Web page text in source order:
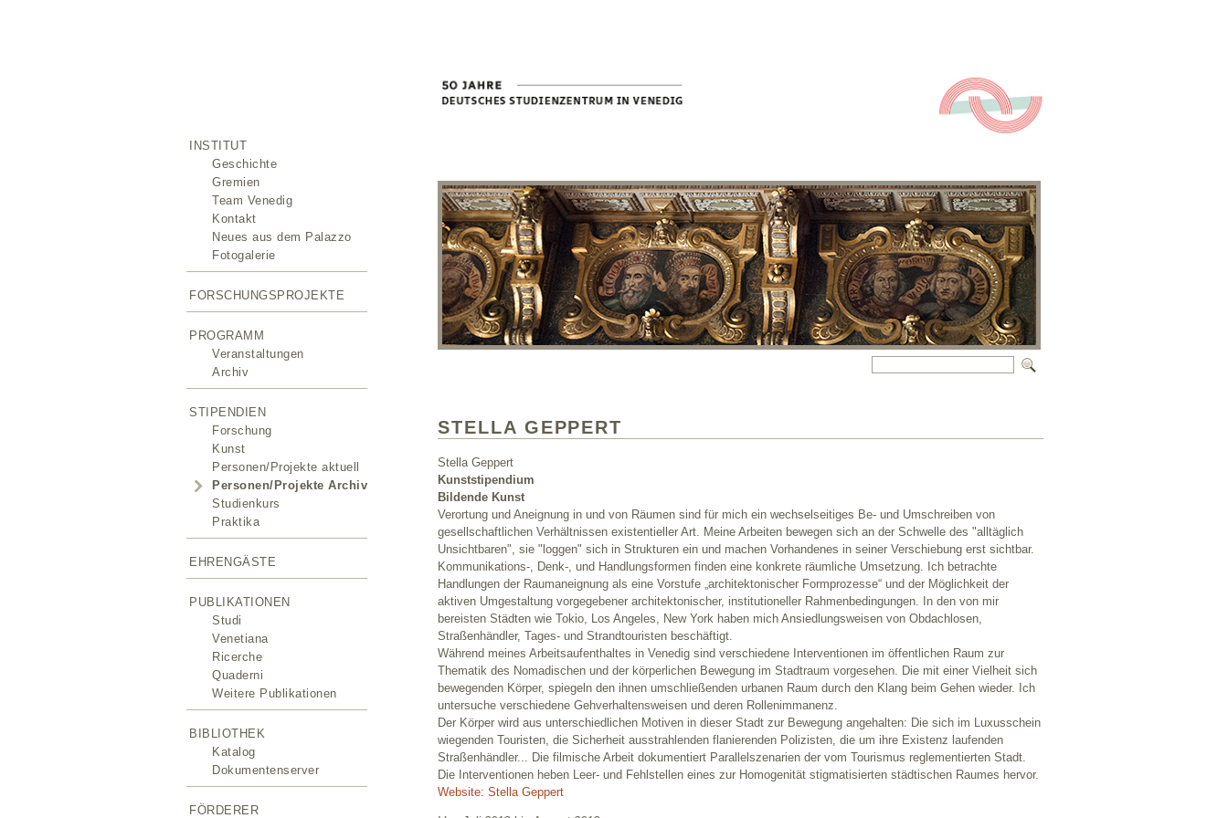
INSTITUT
Geschichte
Gremien
Team Venedig
Kontakt
Neues aus dem Palazzo
Fotogalerie
FORSCHUNGSPROJEKTE
PROGRAMM
Veranstaltungen
Archiv
STIPENDIEN
Forschung
Kunst
Personen/Projekte aktuell
Personen/Projekte Archiv
Studienkurs
Praktika
EHRENGÄSTE
PUBLIKATIONEN
Studi
Venetiana
Ricerche
Quaderni
Weitere Publikationen
BIBLIOTHEK
Katalog
Dokumentenserver
FÖRDERER
STELLA GEPPERT
Stella Geppert
Kunststipendium
Bildende Kunst
Verortung und Aneignung in und von Räumen sind für mich ein wechselseitiges Be- und Umschreiben von
gesellschaftlichen Verhältnissen existentieller Art. Meine Arbeiten bewegen sich an der Schwelle des "alltäglich
Unsichtbaren", sie "loggen" sich in Strukturen ein und machen Vorhandenes in seiner Verschiebung erst sichtbar.
Kommunikations-, Denk-, und Handlungsformen finden eine konkrete räumliche Umsetzung. Ich betrachte
Handlungen der Raumaneignung als eine Vorstufe „architektonischer Formprozesse“ und der Möglichkeit der
aktiven Umgestaltung vorgegebener architektonischer, institutioneller Rahmenbedingungen. In den von mir
bereisten Städten wie Tokio, Los Angeles, New York haben mich Ansiedlungsweisen von Obdachlosen,
Straßenhändler, Tages- und Strandtouristen beschäftigt.
Während meines Arbeitsaufenthaltes in Venedig sind verschiedene Interventionen im öffentlichen Raum zur
Thematik des Nomadischen und der körperlichen Bewegung im Stadtraum vorgesehen. Die mit einer Vielheit sich
bewegenden Körper, spiegeln den ihnen umschließenden urbanen Raum durch den Klang beim Gehen wieder. Ich
untersuche verschiedene Gehverhaltensweisen und deren Rollenimmanenz.
Der Körper wird aus unterschiedlichen Motiven in dieser Stadt zur Bewegung angehalten: Die sich im Luxusschein
wiegenden Touristen, die Sicherheit ausstrahlenden flanierenden Polizisten, die um ihre Existenz laufenden
Straßenhändler... Die filmische Arbeit dokumentiert Parallelszenarien der vom Tourismus reglementierten Stadt.
Die Interventionen heben Leer- und Fehlstellen eines zur Homogenität stigmatisierten städtischen Raumes hervor.
Website: Stella Geppert